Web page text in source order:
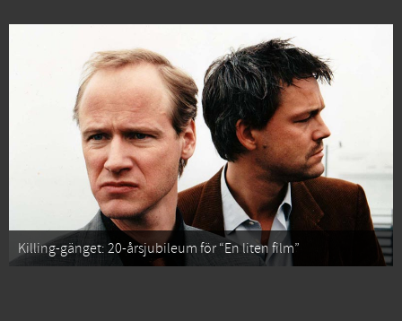
Killing-gänget: 20-årsjubileum för “En liten film”